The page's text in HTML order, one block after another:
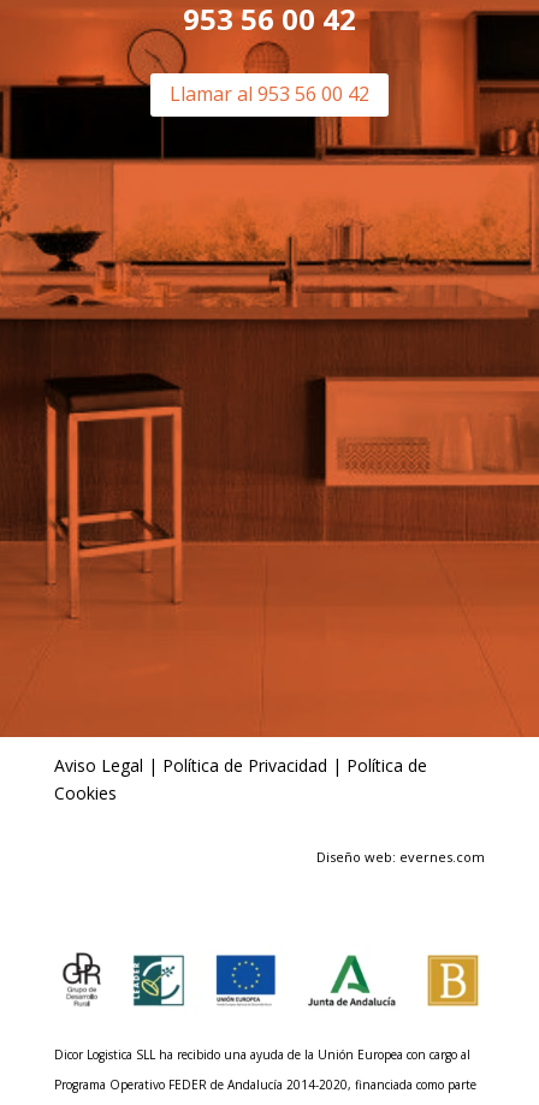
953 56 00 42
Llamar al 953 56 00 42
Aviso Legal | Política de Privacidad | Política de
Cookies
Diseño web: evernes.com
Dicor Logistica SLL ha recibido una ayuda de la Unión Europea con cargo al
Programa Operativo FEDER de Andalucía 2014-2020, financiada como parte